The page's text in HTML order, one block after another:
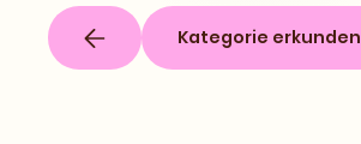
Kategorie erkunden